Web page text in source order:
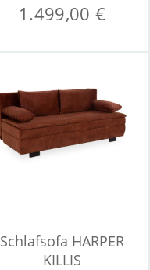
1.499,00 €
Schlafsofa HARPER
KILLIS